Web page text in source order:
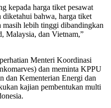
kepada harga tiket pesawat
diketahui bahwa, harga tiket
masih lebih tinggi dibandingkan
Malaysia, dan Vietnam,”
Menteri Koordinasi
dan meminta KPPU
dan Kementerian Energi dan
kajian pembentukan multi